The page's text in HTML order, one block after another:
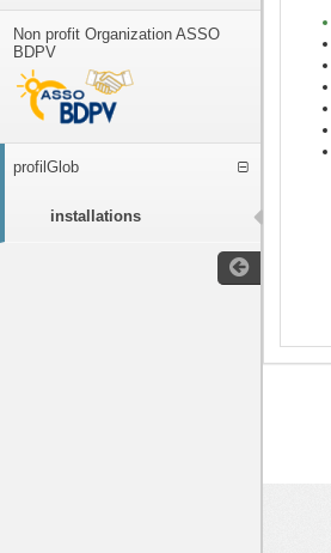
Non profit Organization ASSO
BDPV
profilGlob
installations